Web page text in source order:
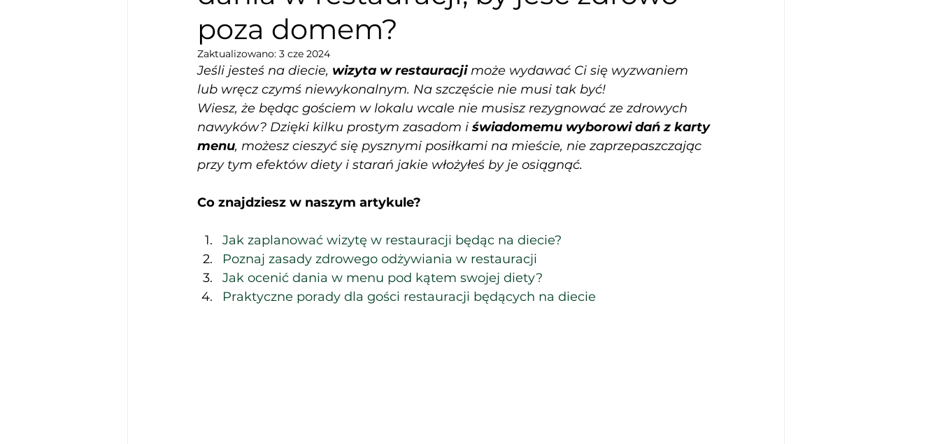
poza domem?
Zaktualizowano: 3 cze 2024
Jeśli jesteś na diecie, wizyta w restauracji może wydawać Ci się wyzwaniem
lub wręcz czymś niewykonalnym. Na szczęście nie musi tak być!
Wiesz, że będąc gościem w lokalu wcale nie musisz rezygnować ze zdrowych
nawyków? Dzięki kilku prostym zasadom i świadomemu wyborowi dań z karty
menu, możesz cieszyć się pysznymi posiłkami na mieście, nie zaprzepaszczając
przy tym efektów diety i starań jakie włożyłeś by je osiągnąć.
Co znajdziesz w naszym artykule?
Jak zaplanować wizytę w restauracji będąc na diecie?
Poznaj zasady zdrowego odżywiania w restauracji
Jak ocenić dania w menu pod kątem swojej diety?
Praktyczne porady dla gości restauracji będących na diecie